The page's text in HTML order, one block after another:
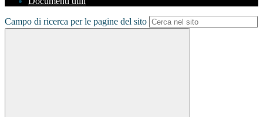
Campo di ricerca per le pagine del sito